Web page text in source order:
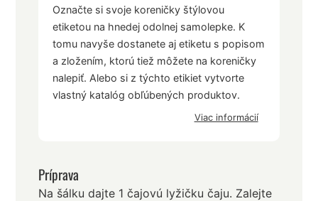
Označte si svoje koreničky štýlovou
etiketou na hnedej odolnej samolepke. K
tomu navyše dostanete aj etiketu s popisom
a zložením, ktorú tiež môžete na koreničky
nalepiť. Alebo si z týchto etikiet vytvorte
vlastný katalóg obľúbených produktov.
Viac informácií
Príprava
Na šálku dajte 1 čajovú lyžičku čaju. Zalejte